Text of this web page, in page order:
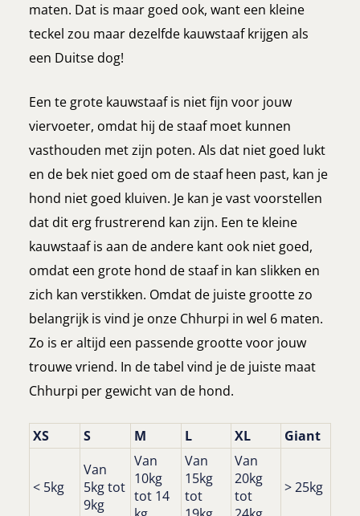
maten. Dat is maar goed ook, want een kleine
teckel zou maar dezelfde kauwstaaf krijgen als
een Duitse dog!
Een te grote kauwstaaf is niet fijn voor jouw
viervoeter, omdat hij de staaf moet kunnen
vasthouden met zijn poten. Als dat niet goed lukt
en de bek niet goed om de staaf heen past, kan je
hond niet goed kluiven. Je kan je vast voorstellen
dat dit erg frustrerend kan zijn. Een te kleine
kauwstaaf is aan de andere kant ook niet goed,
omdat een grote hond de staaf in kan slikken en
zich kan verstikken. Omdat de juiste grootte zo
belangrijk is vind je onze Chhurpi in wel 6 maten.
Zo is er altijd een passende grootte voor jouw
trouwe vriend. In de tabel vind je de juiste maat
Chhurpi per gewicht van de hond.
XS S M L XL Giant
< 5kg
Van
5kg tot
9kg
Van
10kg
tot 14
Van
15kg
tot
Van
20kg
tot
> 25kg